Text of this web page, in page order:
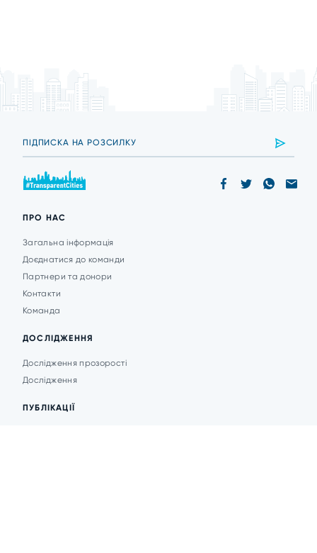
ПРО НАС
Загальна інформація
Доєднатися до команди
Партнери та донори
Контакти
Команда
ДОСЛІДЖЕННЯ
Дослідження прозорості
Дослідження
ПУБЛІКАЦІЇ